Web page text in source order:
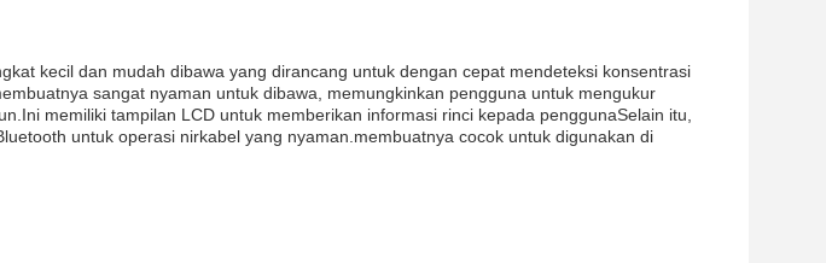
kecil dan mudah dibawa yang dirancang untuk dengan cepat mendeteksi konsentrasi
sangat nyaman untuk dibawa, memungkinkan pengguna untuk mengukur
memiliki tampilan LCD untuk memberikan informasi rinci kepada penggunaSelain itu,
untuk operasi nirkabel yang nyaman.membuatnya cocok untuk digunakan di